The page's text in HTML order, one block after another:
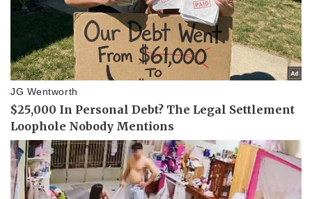
Thể thao
Bóng đá
Lịch thi đấu bóng đá
Thế giới thể thao
eSports
Ô tô - Xe máy
Ô tô
Xe máy
Tư vấn